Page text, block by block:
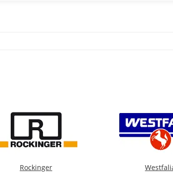
Rockinger